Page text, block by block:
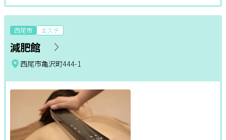
西尾市 エステ
減肥館
西尾市亀沢町444-1